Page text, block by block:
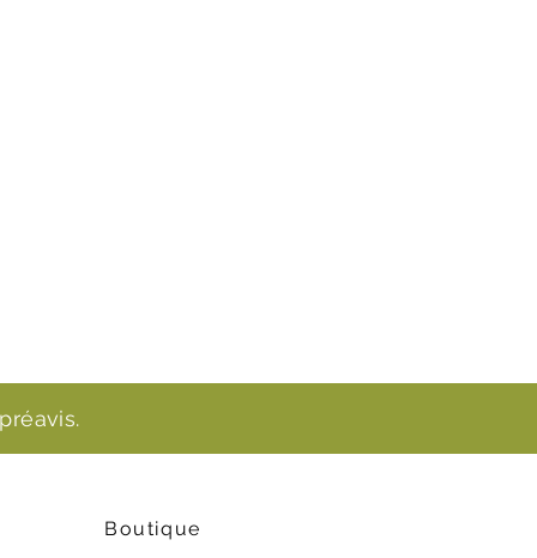
Boutique